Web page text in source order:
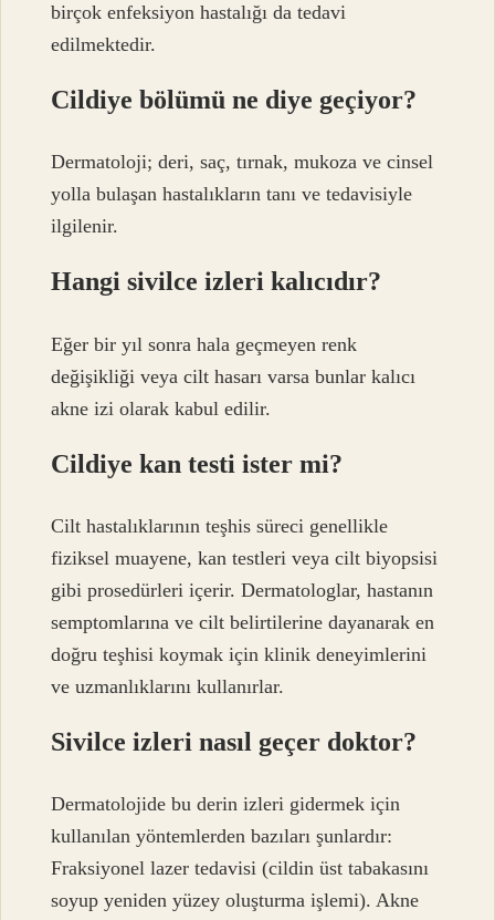
birçok enfeksiyon hastalığı da tedavi
edilmektedir.
Cildiye bölümü ne diye geçiyor?
Dermatoloji; deri, saç, tırnak, mukoza ve cinsel
yolla bulaşan hastalıkların tanı ve tedavisiyle
ilgilenir.
Hangi sivilce izleri kalıcıdır?
Eğer bir yıl sonra hala geçmeyen renk
değişikliği veya cilt hasarı varsa bunlar kalıcı
akne izi olarak kabul edilir.
Cildiye kan testi ister mi?
Cilt hastalıklarının teşhis süreci genellikle
fiziksel muayene, kan testleri veya cilt biyopsisi
gibi prosedürleri içerir. Dermatologlar, hastanın
semptomlarına ve cilt belirtilerine dayanarak en
doğru teşhisi koymak için klinik deneyimlerini
ve uzmanlıklarını kullanırlar.
Sivilce izleri nasıl geçer doktor?
Dermatolojide bu derin izleri gidermek için
kullanılan yöntemlerden bazıları şunlardır:
Fraksiyonel lazer tedavisi (cildin üst tabakasını
soyup yeniden yüzey oluşturma işlemi). Akne